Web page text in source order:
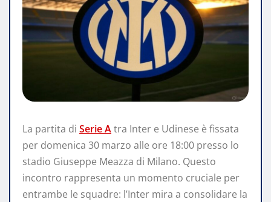
La partita di Serie Atra Inter e Udinese è fissata
per domenica 30 marzo alle ore 18:00 presso lo
stadio Giuseppe Meazza di Milano. Questo
incontro rappresenta un momento cruciale per
entrambe le squadre: l’Inter mira a consolidare la